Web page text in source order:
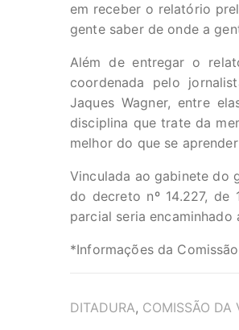
em receber o relatório
gente saber de onde a
Além de entregar o
coordenada pelo
Jaques Wagner, entre
disciplina que trate da
melhor do que se aprender
Vinculada ao gabinete do
do decreto nº 14.227, de
parcial seria encaminhado
*Informações da
TAGS
DITADURA, COMISSÃO DA